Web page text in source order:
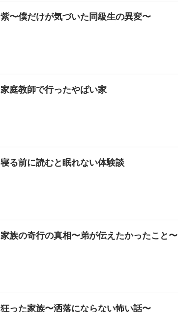
紫〜僕だけが気づいた同級生の異変〜
家庭教師で行ったやばい家
寝る前に読むと眠れない体験談
家族の奇行の真相〜弟が伝えたかったこと〜
狂った家族〜洒落にならない怖い話〜